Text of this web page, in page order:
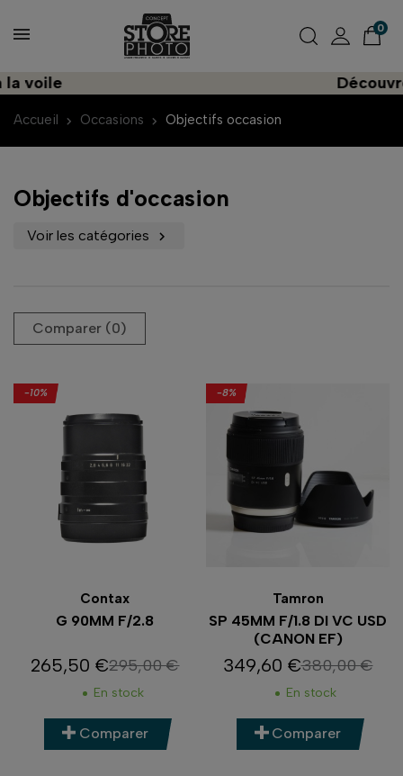
0
Découvrez
Accueil Occasions Objectifs occasion
Objectifs d'occasion
Voir les catégories 
Comparer (0)‎
-10%
Contax
G 90MM F/2.8
Prix
265,50 €Prix de base
295,00 €
En stock
Comparer
-8%
Tamron
SP 45MM F/1.8 DI VC USD
(CANON EF)
Prix
349,60 €Prix de base
380,00 €
En stock
Comparer